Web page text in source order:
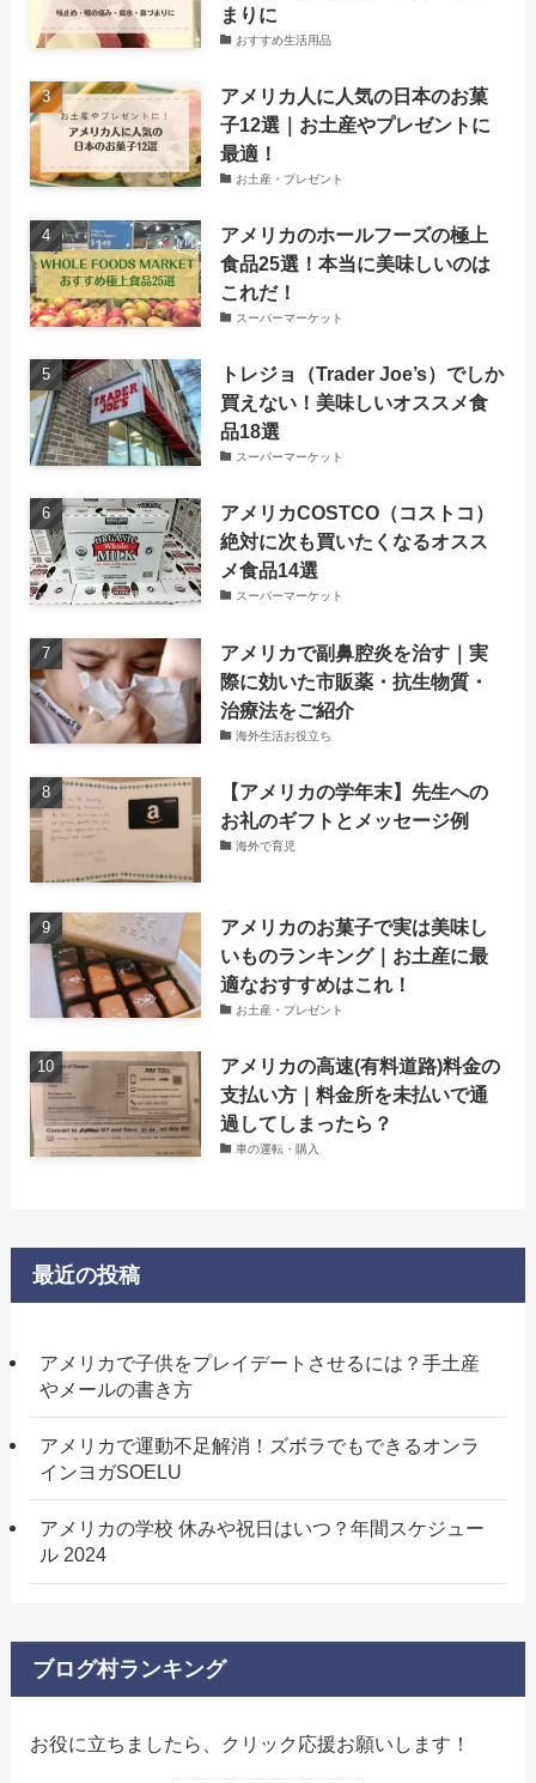
まりに
おすすめ生活用品
アメリカ人に人気の日本のお菓
子12選｜お土産やプレゼントに
最適！
お土産・プレゼント
アメリカのホールフーズの極上
食品25選！本当に美味しいのは
これだ！
スーパーマーケット
トレジョ（Trader Joe’s）でしか
買えない！美味しいオススメ食
品18選
スーパーマーケット
アメリカCOSTCO（コストコ）
絶対に次も買いたくなるオスス
メ食品14選
スーパーマーケット
アメリカで副鼻腔炎を治す｜実
際に効いた市販薬・抗生物質・
治療法をご紹介
海外生活お役立ち
【アメリカの学年末】先生への
お礼のギフトとメッセージ例
海外で育児
アメリカのお菓子で実は美味し
いものランキング｜お土産に最
適なおすすめはこれ！
お土産・プレゼント
アメリカの高速(有料道路)料金の
支払い方｜料金所を未払いで通
過してしまったら？
車の運転・購入
最近の投稿
アメリカで子供をプレイデートさせるには？手土産
やメールの書き方
アメリカで運動不足解消！ズボラでもできるオンラ
インヨガSOELU
アメリカの学校 休みや祝日はいつ？年間スケジュー
ル 2024
ブログ村ランキング
お役に立ちましたら、クリック応援お願いします！